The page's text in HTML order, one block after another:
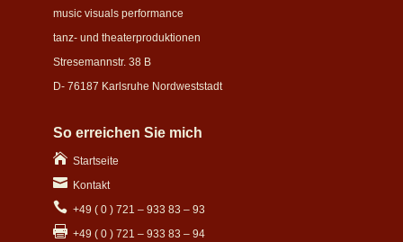
music visuals performance
tanz- und theaterproduktionen
Stresemannstr. 38 B
D- 76187 Karlsruhe Nordweststadt
So erreichen Sie mich
 Startseite
 Kontakt
 +49 ( 0 ) 721 – 933 83 – 93
 +49 ( 0 ) 721 – 933 83 – 94